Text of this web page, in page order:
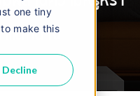
one tiny
make this
Decline
แตกต่าง